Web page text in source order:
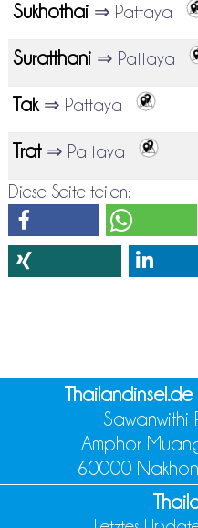
Sukhothai ⇒ Pattaya
Suratthani ⇒ Pattaya
Tak ⇒ Pattaya
Trat ⇒ Pattaya
Diese Seite teilen:
Thailandinsel.de
Sawanwithi
Amphor
60000